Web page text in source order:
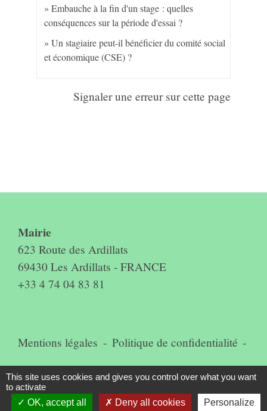
Embauche à la fin d'un stage : quelles
conséquences sur la période d'essai ?
Un stagiaire peut-il bénéficier du comité social
et économique (CSE) ?
Signaler une erreur sur cette page
Mairie
623 Route des Ardillats
69430 Les Ardillats - FRANCE
+33 4 74 04 83 81
Mentions légales - Politique de confidentialité -
Accessibilité - Plan du site -
Gestion des cookies
This site uses cookies and gives you control over what you want
to activate
OK, accept all
Deny all cookies Personalize